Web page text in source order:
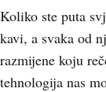
Koliko ste puta
kavi, a svaka od
razmijene koju
tehnologija nas